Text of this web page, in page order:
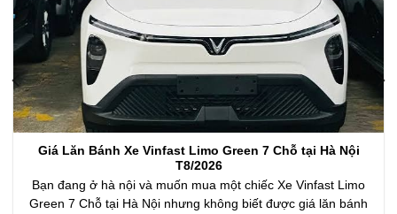
Giá Lăn Bánh Xe Vinfast Limo Green 7 Chỗ tại Hà Nội
T8/2026
Bạn đang ở hà nội và muốn mua một chiếc Xe Vinfast Limo
Green 7 Chỗ tại Hà Nội nhưng không biết được giá lăn bánh